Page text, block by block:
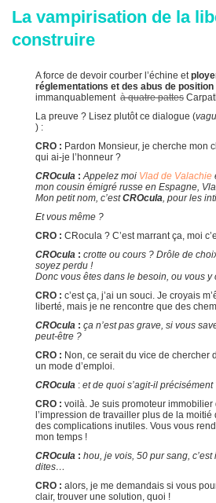
La vampirisation de la
construire
A force de devoir courber l’échine et
réglementations et des abus de position
immanquablement à quatre pattes
La preuve ? Lisez plutôt ce dialogue (
) :
CRO : Pardon Monsieur, je cherche mon
qui ai-je l’honneur ?
CROcula : Appelez moi Vlad de Valachie
mon cousin émigré russe en Espagne,
Mon petit nom, c’estCROcula, pour les
Et vous même ?
CRO : CRocula ? C’est marrant ça, moi
CROcula : crotte ou cours ? Drôle de
soyez perdu !
Donc vous êtes dans le besoin, ou vous y
CRO : c’est ça, j’ai un souci. Je croyais
liberté, mais je ne rencontre que des
CROcula : ça n’est pas grave, si vous
peut-être ?
CRO : Non, ce serait du vice de chercher
un mode d’emploi.
CROcula : et de quoi s’agit-il précisément
CRO : voilà. Je suis promoteur immobilier
l’impression de travailler plus de la
des complications inutiles. Vous vous
mon temps !
CROcula : hou, je vois, 50 pur sang,
dites…
CRO : alors, je me demandais si vous
clair, trouver une solution, quoi !